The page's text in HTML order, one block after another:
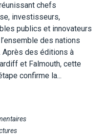
chefs
investisseurs,
publics et innovateurs
des nations
Après des éditions à
et Falmouth, cette
confirme la...